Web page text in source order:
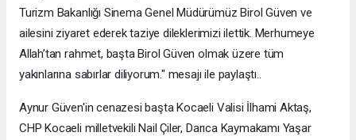
Turizm Bakanlığı Sinema Genel Müdürümüz Birol Güven ve
ailesini ziyaret ederek taziye dileklerimizi ilettik. Merhumeye
Allah’tan rahmet, başta Birol Güven olmak üzere tüm
yakınlarına sabırlar diliyorum." mesajı ile paylaştı..
Aynur Güven'in cenazesi başta Kocaeli Valisi İlhami Aktaş,
CHP Kocaeli milletvekili Nail Çiler, Darıca Kaymakamı Yaşar